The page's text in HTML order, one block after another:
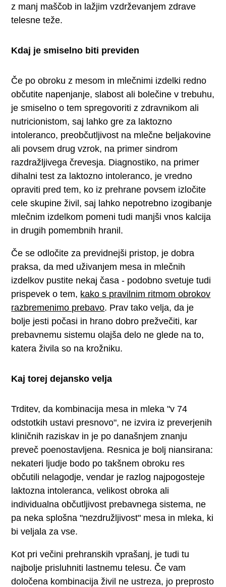
z manj maščob in lažjim vzdrževanjem zdrave
telesne teže.
Kdaj je smiselno biti previden
Če po obroku z mesom in mlečnimi izdelki redno
občutite napenjanje, slabost ali bolečine v trebuhu,
je smiselno o tem spregovoriti z zdravnikom ali
nutricionistom, saj lahko gre za laktozno
intoleranco, preobčutljivost na mlečne beljakovine
ali povsem drug vzrok, na primer sindrom
razdražljivega črevesja. Diagnostiko, na primer
dihalni test za laktozno intoleranco, je vredno
opraviti pred tem, ko iz prehrane povsem izločite
cele skupine živil, saj lahko nepotrebno izogibanje
mlečnim izdelkom pomeni tudi manjši vnos kalcija
in drugih pomembnih hranil.
Če se odločite za previdnejši pristop, je dobra
praksa, da med uživanjem mesa in mlečnih
izdelkov pustite nekaj časa - podobno svetuje tudi
prispevek o tem, kako s pravilnim ritmom obrokov
razbremenimo prebavo. Prav tako velja, da je
bolje jesti počasi in hrano dobro prežvečiti, kar
prebavnemu sistemu olajša delo ne glede na to,
katera živila so na krožniku.
Kaj torej dejansko velja
Trditev, da kombinacija mesa in mleka "v 74
odstotkih ustavi presnovo", ne izvira iz preverjenih
kliničnih raziskav in je po današnjem znanju
preveč poenostavljena. Resnica je bolj niansirana:
nekateri ljudje bodo po takšnem obroku res
občutili nelagodje, vendar je razlog najpogosteje
laktozna intoleranca, velikost obroka ali
individualna občutljivost prebavnega sistema, ne
pa neka splošna "nezdružljivost" mesa in mleka, ki
bi veljala za vse.
Kot pri večini prehranskih vprašanj, je tudi tu
najbolje prisluhniti lastnemu telesu. Če vam
določena kombinacija živil ne ustreza, jo preprosto